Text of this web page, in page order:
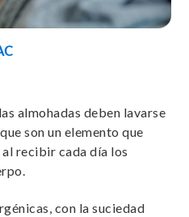
almohadas deben lavarse
son un elemento que
recibir cada día los
con la suciedad